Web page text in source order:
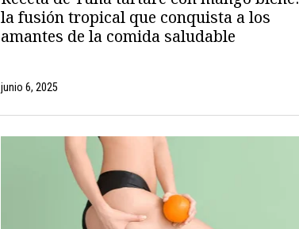
la fusión tropical que conquista a los
amantes de la comida saludable
junio 6, 2025